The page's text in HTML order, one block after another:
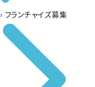
› フランチャイズ募集